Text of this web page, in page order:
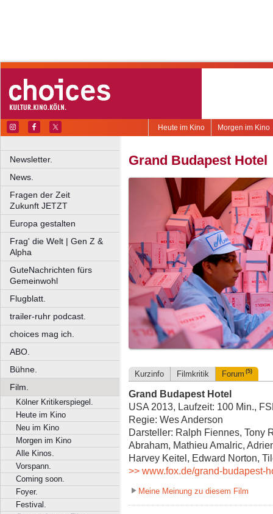
Morgen im Kino
Heute im Kino
Newsletter.
News.
Fragen der Zeit
Zukunft JETZT
Europa gestalten
Frag' die Welt | Gen Z &
Alpha
GuteNachrichten fürs
Gemeinwohl
Flugblatt.
trailer-ruhr podcast.
choices mag ich.
ABO.
Bühne.
Film.
Kölner Kritikerspiegel.
Heute im Kino
Neu im Kino
Morgen im Kino
Alle Kinos.
Vorspann.
Coming soon.
Foyer.
Festival.
Grand Budapest Hotel
Kurzinfo Filmkritik Forum (5)
Grand Budapest Hotel
USA 2013, Laufzeit: 100 Min.,
Regie: Wes Anderson
Darsteller: Ralph Fiennes, Tony
Abraham, Mathieu Amalric,
Harvey Keitel, Edward Norton,
>> www.fox.de/grand-budapest-
Meine Meinung zu diesem Film